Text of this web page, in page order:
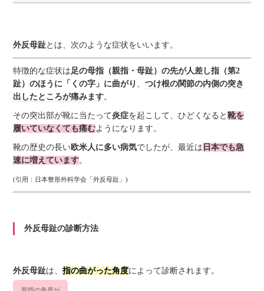
外反母趾とは、次のような症状をいいます。
特徴的な症状は足の母指（親指・母趾）の先が人差し指（第2
趾）のほうに「くの字」に曲がり 、つけ根の関節の内側の突き
出したところが痛みます。
その突出部が靴に当たって炎症を起こして、ひどくなると靴を
履いていなくても痛むようになります。
靴の歴史の長い欧米人に多い病気でしたが、最近は 日本でも急
速に増えています。
(引用：日本整形外科学会「外反母趾」)
外反母趾の診断方法
外反母趾は、指の曲がった角度によって診断されます。